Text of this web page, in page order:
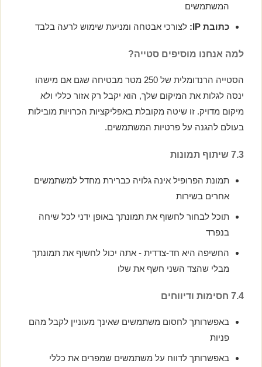
המשתמשים
כתובת IP: לצורכי אבטחה ומניעת שימוש לרעה בלבד
למה אנחנו מוסיפים סטייה?
הסטייה הרנדומלית של 250 מטר מבטיחה שגם אם מישהו
ינסה לגלות את המיקום שלך, הוא יקבל רק אזור כללי ולא
מיקום מדויק. זו שיטה מקובלת באפליקציות הכרויות מובילות
בעולם להגנה על פרטיות המשתמשים.
7.3 שיתוף תמונות
תמונת הפרופיל אינה גלויה כברירת מחדל למשתמשים
אחרים בשירות
תוכל לבחור לחשוף את תמונתך באופן ידני לכל שיחה
בנפרד
החשיפה היא חד-צדדית - אתה יכול לחשוף את תמונתך
מבלי שהצד השני חשף את שלו
7.4 חסימות ודיווחים
באפשרותך לחסום משתמשים שאינך מעוניין לקבל מהם
פניות
באפשרותך לדווח על משתמשים שמפרים את כללי